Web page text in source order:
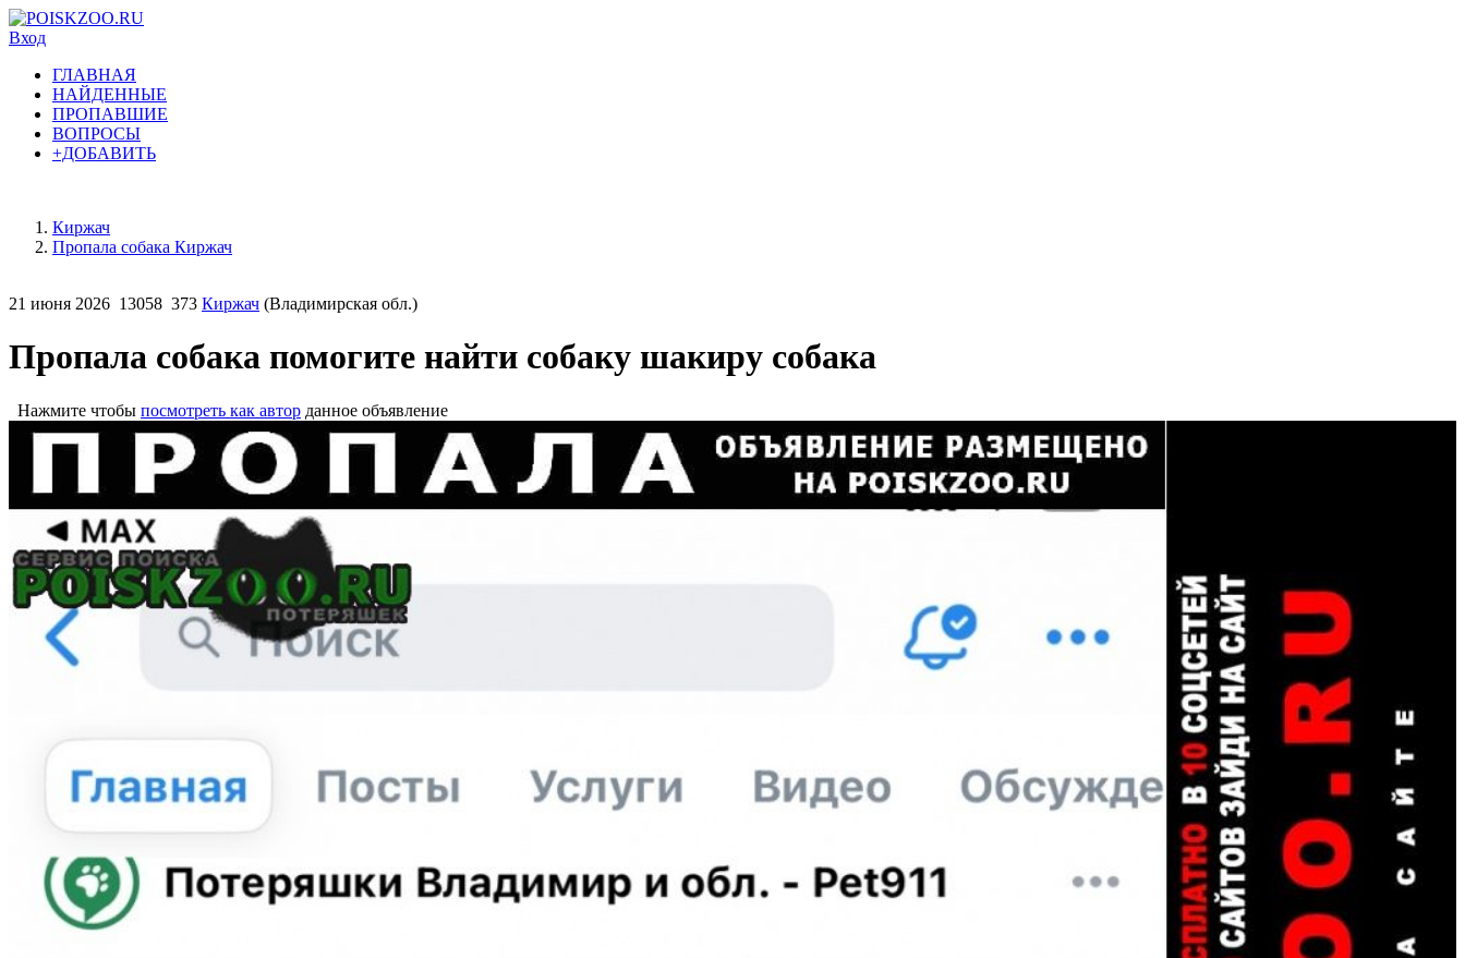
Вход
ГЛАВНАЯ
НАЙДЕННЫЕ
ПРОПАВШИЕ
ВОПРОСЫ
+ДОБАВИТЬ
Киржач
Пропала собака Киржач
21 июня 2026 13058 373 Киржач (Владимирская обл.)
Пропала собака помогите найти собаку шакиру собака
Нажмите чтобы посмотреть как автор данное объявление